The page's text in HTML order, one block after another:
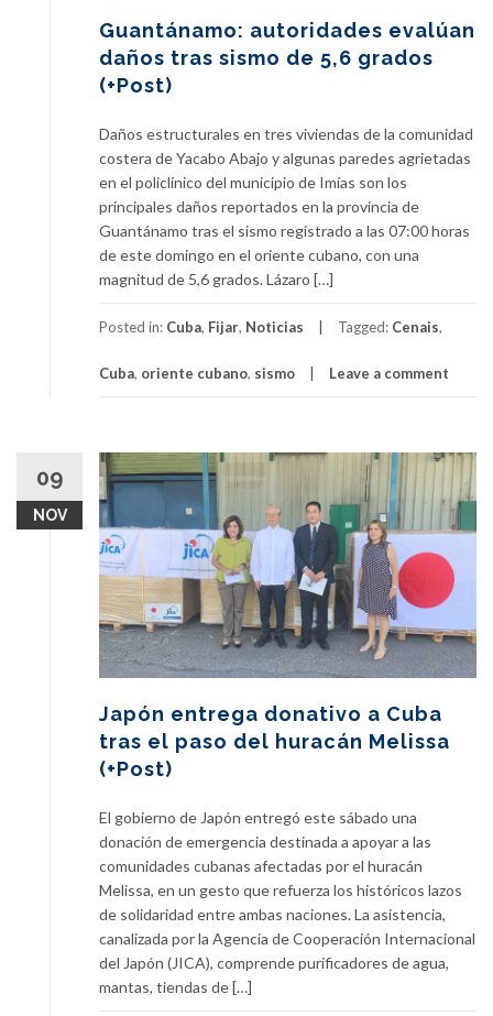
Guantánamo: autoridades evalúan
daños tras sismo de 5,6 grados
(+Post)
Daños estructurales en tres viviendas de la comunidad
costera de Yacabo Abajo y algunas paredes agrietadas
en el policlínico del municipio de Imías son los
principales daños reportados en la provincia de
Guantánamo tras el sismo registrado a las 07:00 horas
de este domingo en el oriente cubano, con una
magnitud de 5,6 grados. Lázaro […]
Posted in: Cuba, Fijar, Noticias Tagged: Cenais,
Cuba, oriente cubano, sismo Leave a comment
09
NOV
Japón entrega donativo a Cuba
tras el paso del huracán Melissa
(+Post)
El gobierno de Japón entregó este sábado una
donación de emergencia destinada a apoyar a las
comunidades cubanas afectadas por el huracán
Melissa, en un gesto que refuerza los históricos lazos
de solidaridad entre ambas naciones. La asistencia,
canalizada por la Agencia de Cooperación Internacional
del Japón (JICA), comprende purificadores de agua,
mantas, tiendas de […]